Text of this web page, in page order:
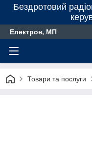
Бездротовий
Електрон, МП
Товари та послуги